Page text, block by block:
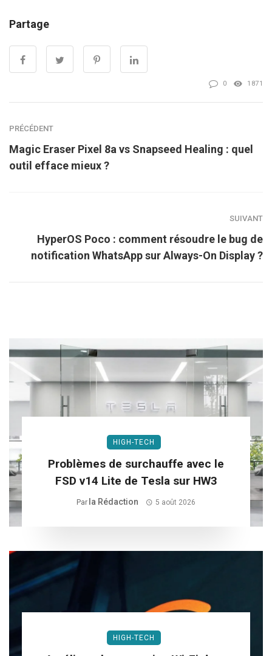
Partage
0 1871
PRÉCÉDENT
Magic Eraser Pixel 8a vs Snapseed Healing : quel
outil efface mieux ?
SUIVANT
HyperOS Poco : comment résoudre le bug de
notification WhatsApp sur Always-On Display ?
HIGH-TECH
Problèmes de surchauffe avec le
FSD v14 Lite de Tesla sur HW3
Par La Rédaction 5 août 2026
HIGH-TECH